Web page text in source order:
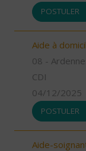
POSTULER
Aide à
08 -
CDI
04/12/2025
POSTULER
Aide-